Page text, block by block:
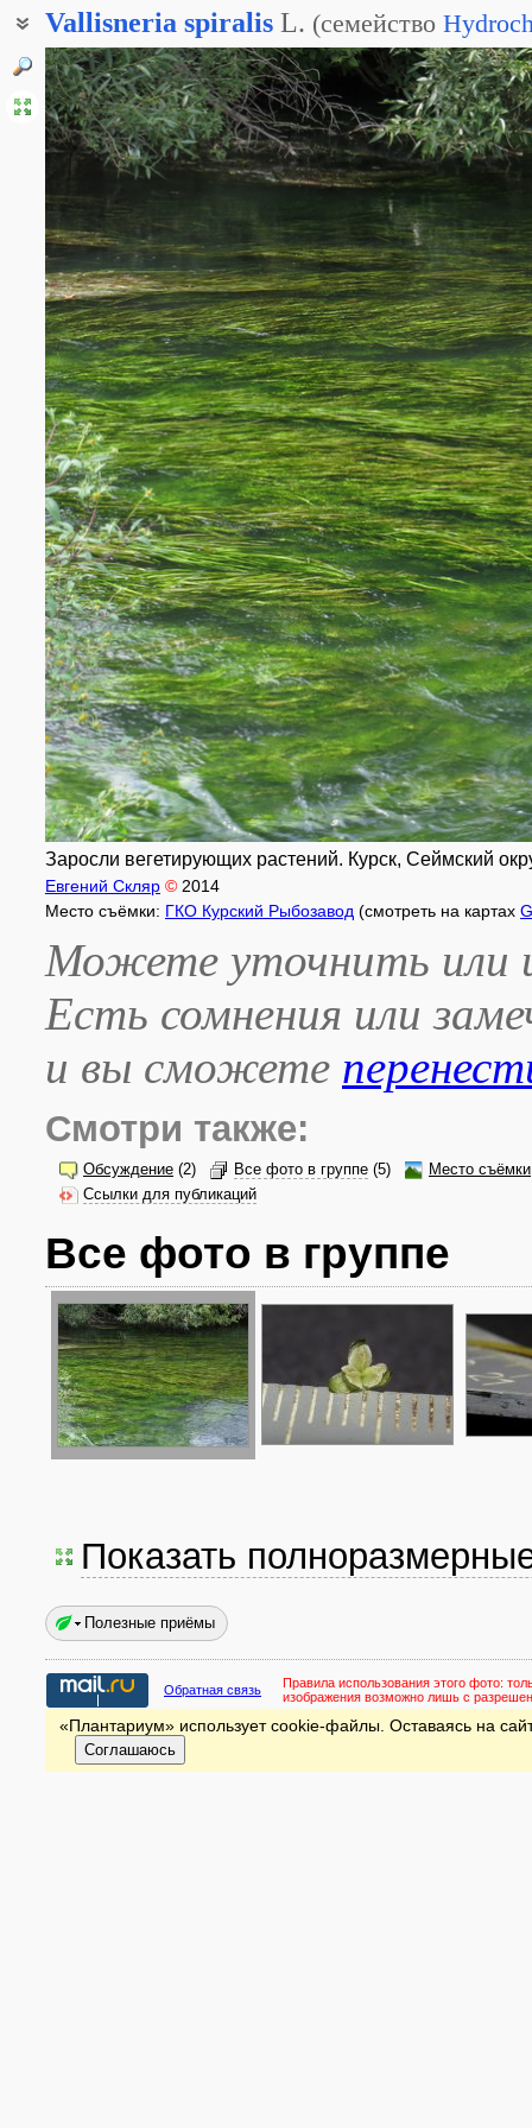
Vallisneria spiralis L. (семейство
Заросли вегетирующих растений. Курск, Сеймский
Евгений Скляр © 2014
Место съёмки: ГКО Курский Рыбозавод (смотреть на картах
Можете уточнить или
Есть сомнения или
и вы сможете
Смотри также:
Обсуждение (2) Все фото в группе (5)
Место съёмки
Ссылки для публикаций
Все фото в группе
Показать
Полезные приёмы
Обратная связь Правила использования этого фото:
изображения возможно лишь с
«Плантариум» использует cookie-файлы. Оставаясь на
Соглашаюсь